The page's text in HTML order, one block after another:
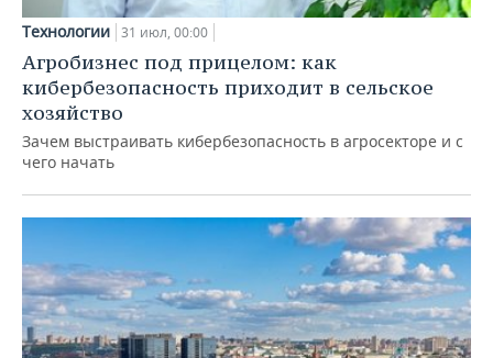
Технологии 31 июл, 00:00
Агробизнес под прицелом: как
кибербезопасность приходит в сельское
хозяйство
Зачем выстраивать кибербезопасность в агросекторе и с
чего начать